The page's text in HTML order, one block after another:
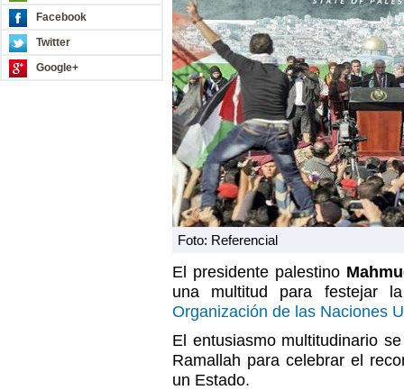
Facebook
Twitter
Google+
Foto: Referencial
El presidente palestino
una multitud para festejar
Organización de las Naciones
El entusiasmo multitudinario
Ramallah para celebrar el
un Estado.